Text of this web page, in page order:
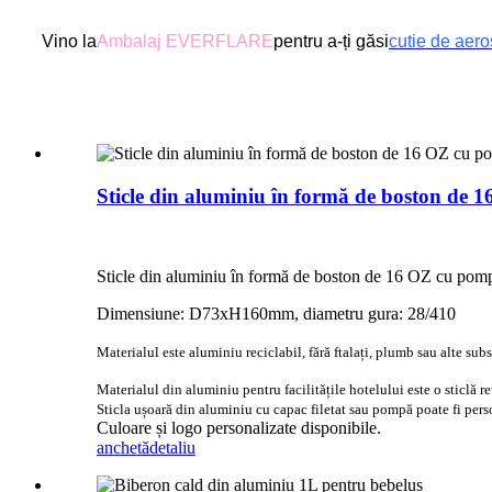
Vino laAmbalaj EVERFLAREpentru a-ți găsicutie de
Sticle din aluminiu în formă de boston de
Sticle din aluminiu în formă de boston de 16 OZ cu
Dimensiune: D73xH160mm, diametru gura: 28/410
Materialul este aluminiu reciclabil, fără ftalați, plumb sau alte
Materialul din aluminiu pentru facilitățile hotelului este o sticlă
Sticla ușoară din aluminiu cu capac filetat sau pompă poate fi
Culoare și logo personalizate disponibile.
anchetădetaliu